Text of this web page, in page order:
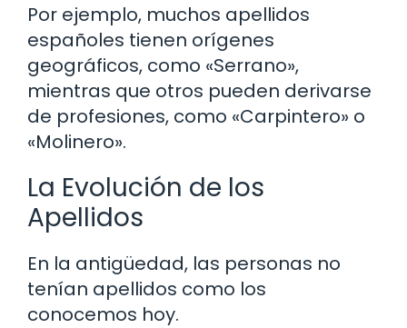
Por ejemplo, muchos apellidos
españoles tienen orígenes
geográficos, como «Serrano»,
mientras que otros pueden derivarse
de profesiones, como «Carpintero» o
«Molinero».
La Evolución de los
Apellidos
En la antigüedad, las personas no
tenían apellidos como los
conocemos hoy.